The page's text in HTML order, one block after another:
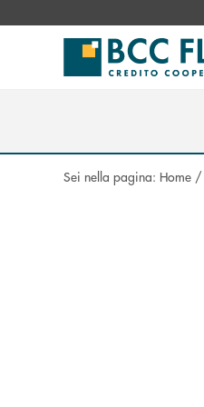
Sei nella pagina: Home /